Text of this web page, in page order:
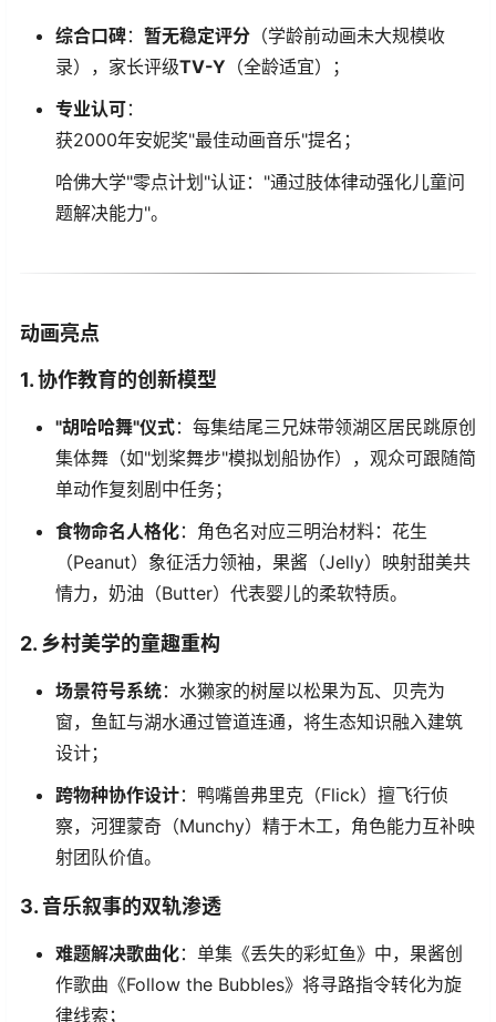
​综合口碑​​：​ ​暂无稳定评分​ ​（学龄前动画未大规模收
录），家长评级​​TV-Y​ ​（全龄适宜）；
​专业认可​​：
获2000年安妮奖"最佳动画音乐"提名；
哈佛大学"零点计划"认证："通过肢体律动强化儿童问
题解决能力"。
​动画亮点​
​1. 协作教育的创新模型​
​"胡哈哈舞"仪式​​：每集结尾三兄妹带领湖区居民跳原创
集体舞（如"划桨舞步"模拟划船协作），观众可跟随简
单动作复刻剧中任务；
​食物命名人格化​​：角色名对应三明治材料：花生
（Peanut）象征活力领袖，果酱（Jelly）映射甜美共
情力，奶油（Butter）代表婴儿的柔软特质。
​2. 乡村美学的童趣重构​
​场景符号系统​​：水獭家的树屋以松果为瓦、贝壳为
窗，鱼缸与湖水通过管道连通，将生态知识融入建筑
设计；
​跨物种协作设计​​：鸭嘴兽弗里克（Flick）擅飞行侦
察，河狸蒙奇（Munchy）精于木工，角色能力互补映
射团队价值。
​3. 音乐叙事的双轨渗透​
​难题解决歌曲化​​：单集《丢失的彩虹鱼》中，果酱创
作歌曲《Follow the Bubbles》将寻路指令转化为旋
律线索；